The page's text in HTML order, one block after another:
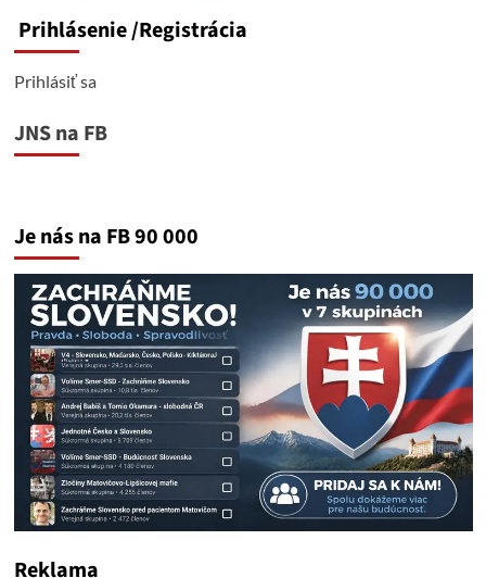
Prihlásenie/Registrácia
Prihlásiť sa
JNS na FB
Je nás na FB 90 000
Reklama